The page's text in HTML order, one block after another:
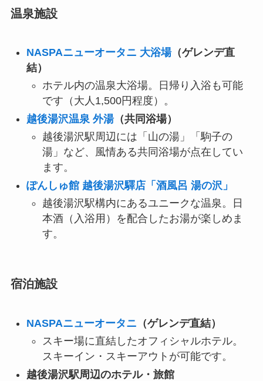
温泉施設
NASPAニューオータニ 大浴場（ゲレンデ直
結）
ホテル内の温泉大浴場。日帰り入浴も可能
です（大人1,500円程度）。
越後湯沢温泉 外湯（共同浴場）
越後湯沢駅周辺には「山の湯」「駒子の
湯」など、風情ある共同浴場が点在してい
ます。
ぽんしゅ館 越後湯沢驛店「酒風呂 湯の沢」
越後湯沢駅構内にあるユニークな温泉。日
本酒（入浴用）を配合したお湯が楽しめま
す。
宿泊施設
NASPAニューオータニ （ゲレンデ直結）
スキー場に直結したオフィシャルホテル。
スキーイン・スキーアウトが可能です。
越後湯沢駅周辺のホテル・旅館